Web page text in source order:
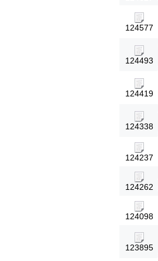
124577
124493
124419
124338
124237
124262
124098
123895